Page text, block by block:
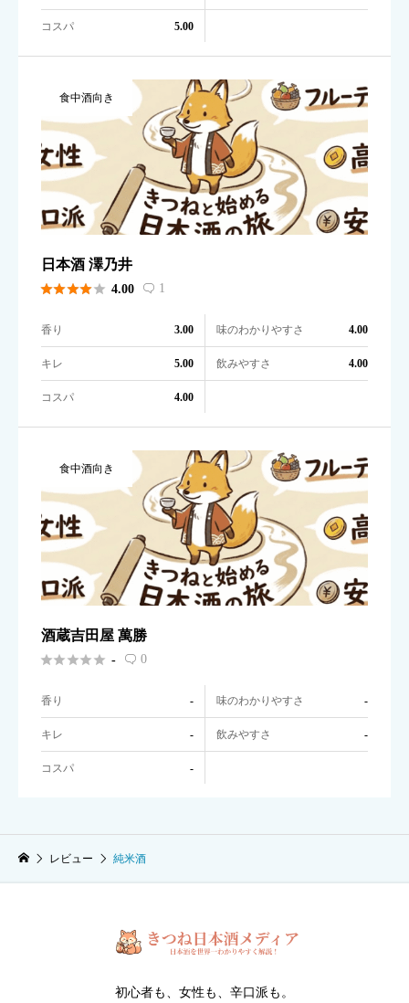
コスパ 5.00
食中酒向き
日本酒 澤乃井
 4.00  1
香り 3.00 味のわかりやすさ 4.00
キレ 5.00 飲みやすさ 4.00
コスパ 4.00
食中酒向き
酒蔵吉田屋 萬勝
 -  0
香り - 味のわかりやすさ -
キレ - 飲みやすさ -
コスパ -
レビュー 純米酒
初心者も、女性も、辛口派も。